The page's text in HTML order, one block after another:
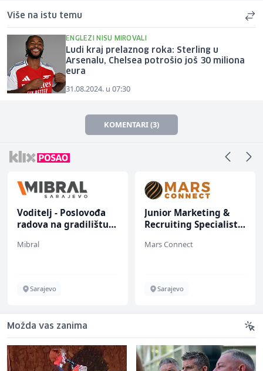
Više na istu temu
ENGLEZI NISU MIROVALI
Ludi kraj prelaznog roka: Sterling u
Arsenalu, Chelsea potrošio još 30 miliona
eura
31.08.2024. u 07:30
KOMENTARI (3)
Voditelj - Poslovođa
radova na gradilištu
Mibral
Sarajevo
Junior Marketing &
Recruiting Specialist
Mars Connect
Sarajevo
Možda vas zanima